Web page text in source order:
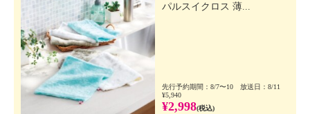
パルスイクロス 薄...
先行予約期間：8/7〜10 放送日：8/11
¥5,940
¥2,998(税込)